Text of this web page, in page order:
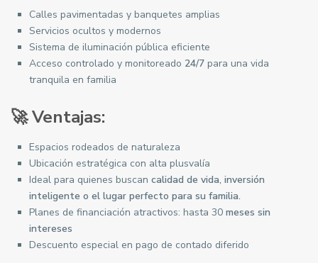
Calles pavimentadas y banquetes amplias
Servicios ocultos y modernos
Sistema de iluminación pública eficiente
Acceso controlado y monitoreado 24/7 para una vida
tranquila en familia
🚀 Ventajas:
Espacios rodeados de naturaleza
Ubicación estratégica con alta plusvalía
Ideal para quienes buscan calidad de vida, inversión
inteligente o el lugar perfecto para su familia.
Planes de financiación atractivos: hasta 30 meses sin
intereses
Descuento especial en pago de contado diferido